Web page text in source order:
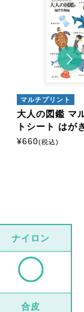
マルチプリント
大人の図鑑 マ
トシート はが
¥660(税込)
ナイロン
合皮